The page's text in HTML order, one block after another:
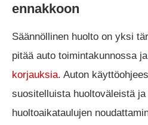
ennakkoon
Säännöllinen huolto on yksi
pitää auto toimintakunnossa ja
korjauksia. Auton
suositelluista huoltoväleistä
huoltoaikataulujen